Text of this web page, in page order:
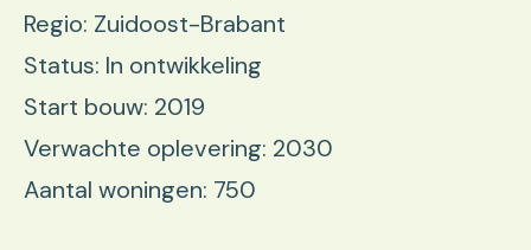
Regio: Zuidoost-Brabant
Status: In ontwikkeling
Start bouw: 2019
Verwachte oplevering: 2030
Aantal woningen: 750